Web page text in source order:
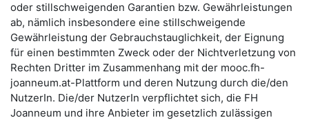
oder stillschweigenden Garantien bzw. Gewährleistungen
ab, nämlich insbesondere eine stillschweigende
Gewährleistung der Gebrauchstauglichkeit, der Eignung
für einen bestimmten Zweck oder der Nichtverletzung von
Rechten Dritter im Zusammenhang mit der mooc.fh-
joanneum.at-Plattform und deren Nutzung durch die/den
NutzerIn. Die/der NutzerIn verpflichtet sich, die FH
Joanneum und ihre Anbieter im gesetzlich zulässigen